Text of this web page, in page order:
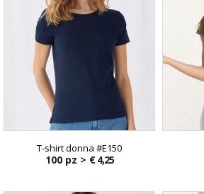
T-shirt donna #E150
100 pz > € 4,25